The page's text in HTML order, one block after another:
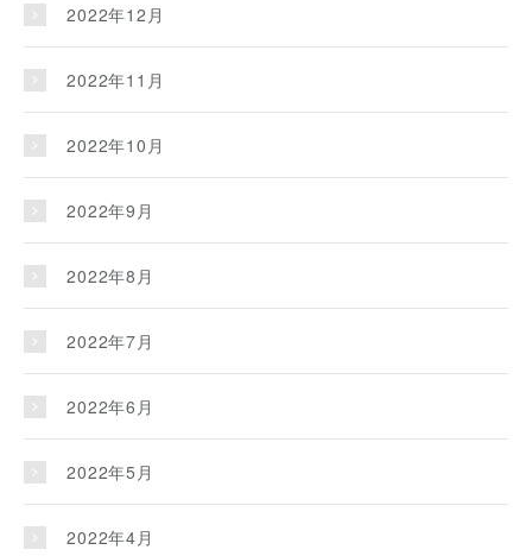
2022年12月
2022年11月
2022年10月
2022年9月
2022年8月
2022年7月
2022年6月
2022年5月
2022年4月